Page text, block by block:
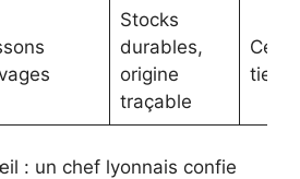
Stocks
durables,
origine
traçable
: un chef lyonnais confie